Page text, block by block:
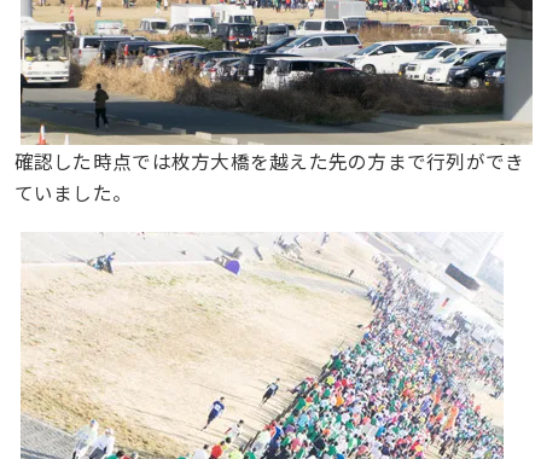
確認した時点では枚方大橋を越えた先の方まで行列ができ
ていました。